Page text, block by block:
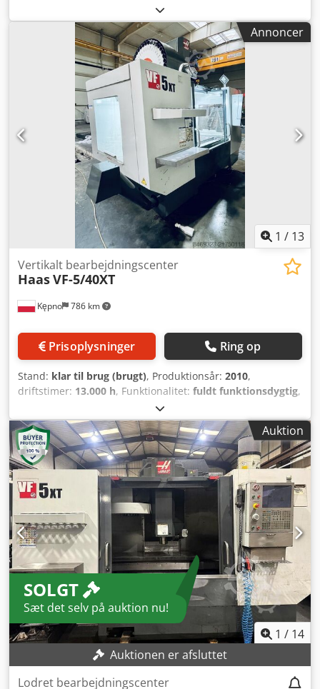
mm Spindelhastighed: 0 – 7500 omdr./min Gearkasse
Spindel konus: BT 40 Spindelmotor: 20 hk Crsdpoy S T
Nvofx Afmof 20 værktøjspladser i magasin Kølning gennem
spindel, Inkl. Haas 4. akse Video tilgængelig
Annoncer
1 / 13
Kępno 786 km
Vertikalt bearbejdningscenter
HaasVF-5/40XT
Prisoplysninger Ring op
Stand: klar til brug (brugt), Produktionsår: 2010,
driftstimer: 13.000 h, Funktionalitet: fuldt funktionsdygtig,
, vandring på Y-aksen:
vandring på Z-aksen:635 mm, spindelhastighed (maks.):
8.000 o/min, Haas VF5/40XT fræser fra slutningen af 2010.
Maskinen er tilsluttet og fuldt funktionsdygtig – klar til
brug, efter udskiftning af X-aksens snekke. Dørpaneler i
plexiglas og sidepaneler er udskiftet med nye. Kalibrering
udført med Renishaw Ballbar; med endnu mere præcis
nivellering og opsætning er der mulighed for at opnå
endnu større nøjagtighed. Maskinen kan besigtiges, testes
m.m. Mulighed for køb med transport, installation,
oplæring, nivellering og konfigurering mod ekstra
omkostning. Læsning til transport er inkluderet i
maskinprisen. Spindel ISO40; magasin til 40 værktøjer;
køling gennem spindlen; stiv gevindskæring; makroer;
snegletransportør til spåner; spindelorientering. X 1524
mm, Y 660 mm, Z 635 mm – X-aksen er forlænget i XT-
serien. Crjdpsy D Enhjfx Afmof
Auktion
SOLGT
Sæt det selv på auktion nu!
1 / 14
Auktionen er afsluttet
Lodret bearbejdningscenter